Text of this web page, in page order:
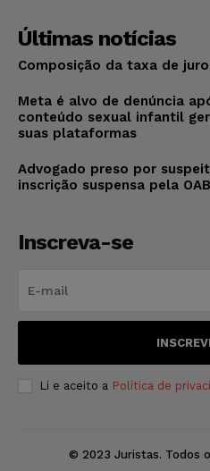
Últimas notícias
Composição da taxa de
Meta é alvo de denúncia
conteúdo sexual infantil
suas plataformas
Advogado preso por
inscrição suspensa pela
Inscreva-se
Li e aceito a Política de
© 2023 Juristas. Todos